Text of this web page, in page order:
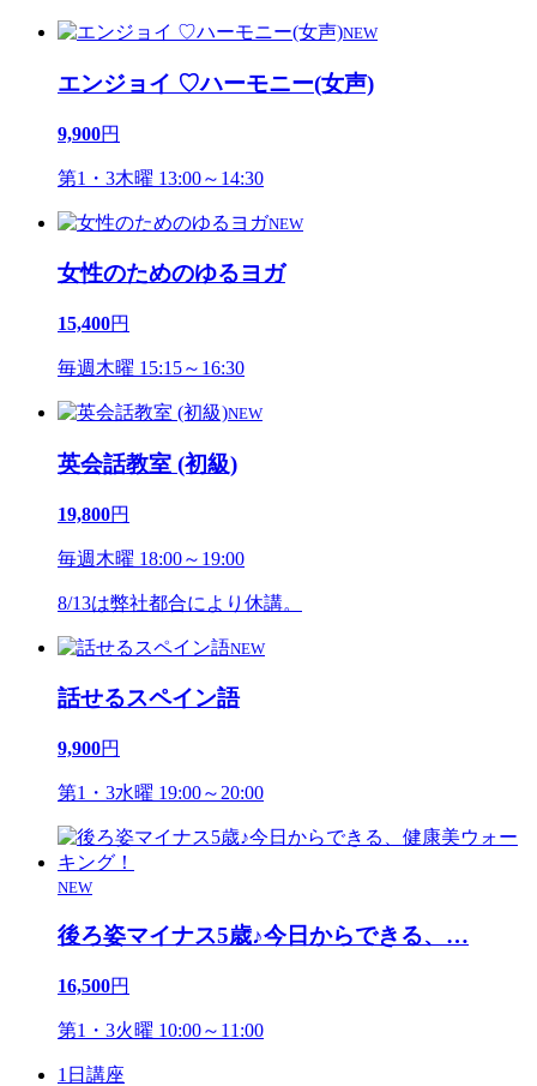
NEW
エンジョイ ♡ハーモニー(女声)
9,900円
第1・3木曜 13:00～14:30
NEW
女性のためのゆるヨガ
15,400円
毎週木曜 15:15～16:30
NEW
英会話教室 (初級)
19,800円
毎週木曜 18:00～19:00
8/13は弊社都合により休講。
NEW
話せるスペイン語
9,900円
第1・3水曜 19:00～20:00
NEW
後ろ姿マイナス5歳♪今日からできる、 …
16,500円
第1・3火曜 10:00～11:00
1日講座